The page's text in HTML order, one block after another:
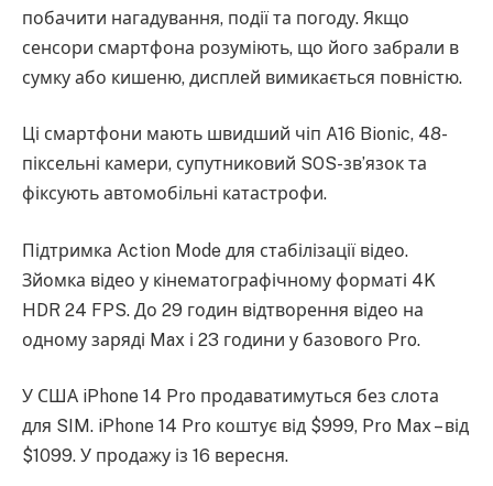
побачити нагадування, події та погоду. Якщо
сенсори смартфона розуміють, що його забрали в
сумку або кишеню, дисплей вимикається повністю.
Ці смартфони мають швидший чіп A16 Bionic, 48-
піксельні камери, супутниковий SOS-зв’язок та
фіксують автомобільні катастрофи.
Підтримка Action Mode для стабілізації відео.
Зйомка відео у кінематографічному форматі 4K
HDR 24 FPS. До 29 годин відтворення відео на
одному заряді Max і 23 години у базового Pro.
У США iPhone 14 Pro продаватимуться без слота
для SIM. iPhone 14 Pro коштує від $999, Pro Max – від
$1099. У продажу із 16 вересня.